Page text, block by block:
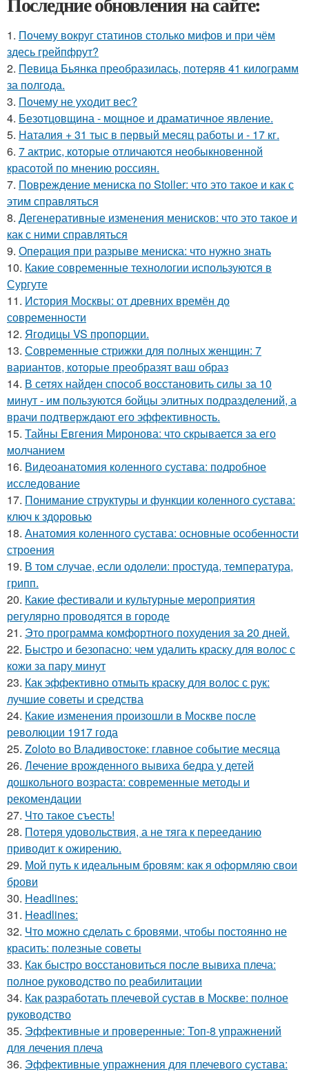
1. Почему вокруг статинов столько мифов и при чём
здесь грейпфрут?
2. Певица Бьянка преобразилась, потеряв 41 килограмм
за полгода.
3. Почему не уходит вес?
4. Безотцовщина - мощное и драматичное явление.
5. Наталия + 31 тыс в первый месяц работы и - 17 кг.
6. 7 актрис, которые отличаются необыкновенной
красотой по мнению россиян.
7. Повреждение мениска по Stoller: что это такое и как с
этим справляться
8. Дегенеративные изменения менисков: что это такое и
как с ними справляться
9. Операция при разрыве мениска: что нужно знать
10. Какие современные технологии используются в
Сургуте
11. История Москвы: от древних времён до
современности
12. Ягодицы VS пропорции.
13. Современные стрижки для полных женщин: 7
вариантов, которые преобразят ваш образ
14. В сетях найден способ восстановить силы за 10
минут - им пользуются бойцы элитных подразделений, а
врачи подтверждают его эффективность.
15. Тайны Евгения Миронова: что скрывается за его
молчанием
16. Видеоанатомия коленного сустава: подробное
исследование
17. Понимание структуры и функции коленного сустава:
ключ к здоровью
18. Анатомия коленного сустава: основные особенности
строения
19. В том случае, если одолели: простуда, температура,
грипп.
20. Какие фестивали и культурные мероприятия
регулярно проводятся в городе
21. Это программа комфортного похудения за 20 дней.
22. Быстро и безопасно: чем удалить краску для волос с
кожи за пару минут
23. Как эффективно отмыть краску для волос с рук:
лучшие советы и средства
24. Какие изменения произошли в Москве после
революции 1917 года
25. Zoloto во Владивостоке: главное событие месяца
26. Лечение врожденного вывиха бедра у детей
дошкольного возраста: современные методы и
рекомендации
27. Что такое съесть!
28. Потеря удовольствия, а не тяга к перееданию
приводит к ожирению.
29. Мой путь к идеальным бровям: как я оформляю свои
брови
30. Headlines:
31. Headlines:
32. Что можно сделать с бровями, чтобы постоянно не
красить: полезные советы
33. Как быстро восстановиться после вывиха плеча:
полное руководство по реабилитации
34. Как разработать плечевой сустав в Москве: полное
руководство
35. Эффективные и проверенные: Топ-8 упражнений
для лечения плеча
36. Эффективные упражнения для плечевого сустава: